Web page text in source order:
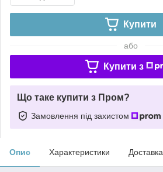
Купити
або
Купити з
Що таке купити з Пром?
Замовлення під захистом
Опис Характеристики Доставка